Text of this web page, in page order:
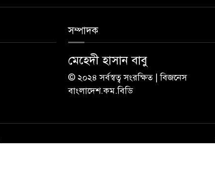
সম্পাদক
মেহেদী হাসান বাবু
© ২০২৪ সর্বস্বত্ব সংরক্ষিত | বিজনেস
বাংলাদেশ.কম.বিডি